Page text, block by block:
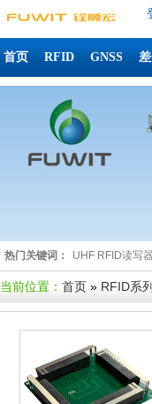
首页 RFID GNSS
热门关键词： UHF RFID读写器
当前位置： 首页 » RFID系列